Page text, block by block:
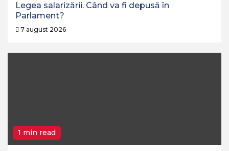
Legea salarizării. Când va fi depusă în
Parlament?
7 august 2026
1 min read